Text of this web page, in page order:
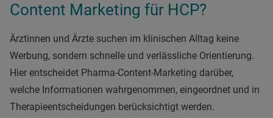
Content Marketing für HCP?
Ärztinnen und Ärzte suchen im klinischen Alltag keine
Werbung, sondern schnelle und verlässliche Orientierung.
Hier entscheidet Pharma-Content-Marketing darüber,
welche Informationen wahrgenommen, eingeordnet und in
Therapieentscheidungen berücksichtigt werden.